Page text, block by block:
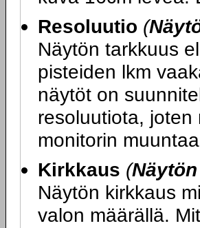
Resoluutio (
Näytön tarkkuus
pisteiden lkm
näytöt on
resoluutiota, joten
monitorin
Kirkkaus (
Näytön kirkkaus
valon määrällä.